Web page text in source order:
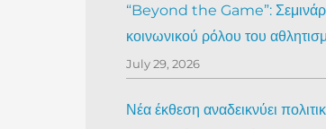
“Beyond the Game”:
κοινωνικού ρόλου του
July 29, 2026
Νέα έκθεση αναδεικνύει